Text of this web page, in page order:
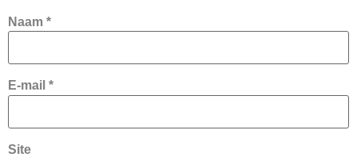
Naam *
E-mail *
Site